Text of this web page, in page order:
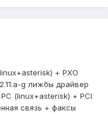
+ PXO
g лижбы драйвер
(linux+asterisk) + PCI
связь + факсы